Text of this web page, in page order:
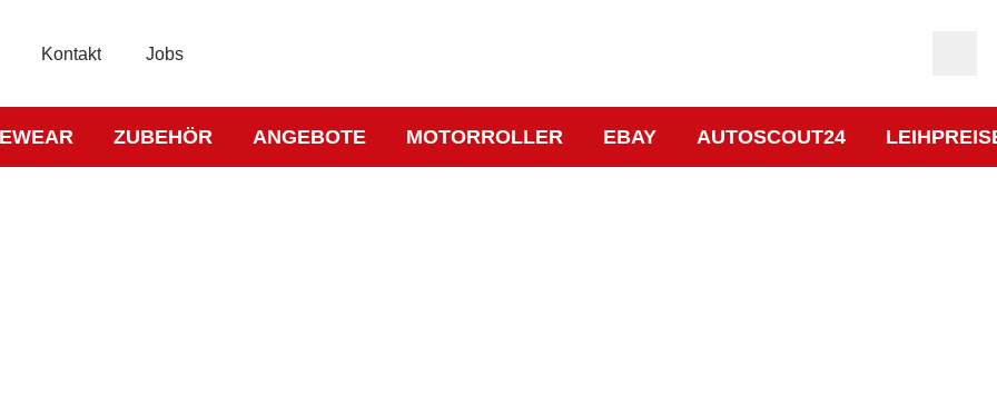
Kontakt Jobs
ZUBEHÖR ANGEBOTE MOTORROLLER EBAY AUTOSCOUT24